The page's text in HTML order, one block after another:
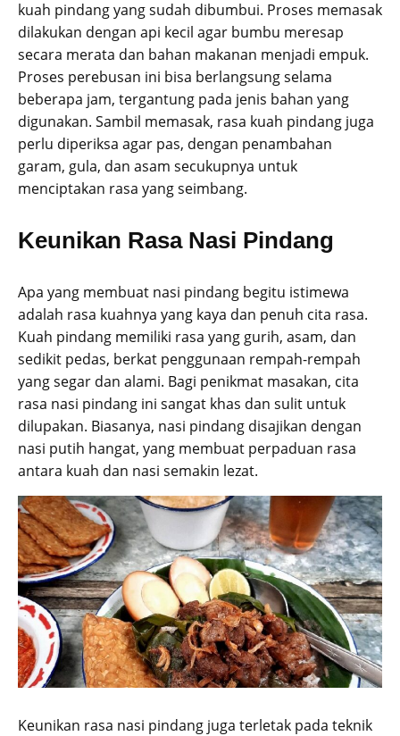
kuah pindang yang sudah dibumbui. Proses memasak
dilakukan dengan api kecil agar bumbu meresap
secara merata dan bahan makanan menjadi empuk.
Proses perebusan ini bisa berlangsung selama
beberapa jam, tergantung pada jenis bahan yang
digunakan. Sambil memasak, rasa kuah pindang juga
perlu diperiksa agar pas, dengan penambahan
garam, gula, dan asam secukupnya untuk
menciptakan rasa yang seimbang.
Keunikan Rasa Nasi Pindang
Apa yang membuat nasi pindang begitu istimewa
adalah rasa kuahnya yang kaya dan penuh cita rasa.
Kuah pindang memiliki rasa yang gurih, asam, dan
sedikit pedas, berkat penggunaan rempah-rempah
yang segar dan alami. Bagi penikmat masakan, cita
rasa nasi pindang ini sangat khas dan sulit untuk
dilupakan. Biasanya, nasi pindang disajikan dengan
nasi putih hangat, yang membuat perpaduan rasa
antara kuah dan nasi semakin lezat.
Keunikan rasa nasi pindang juga terletak pada teknik